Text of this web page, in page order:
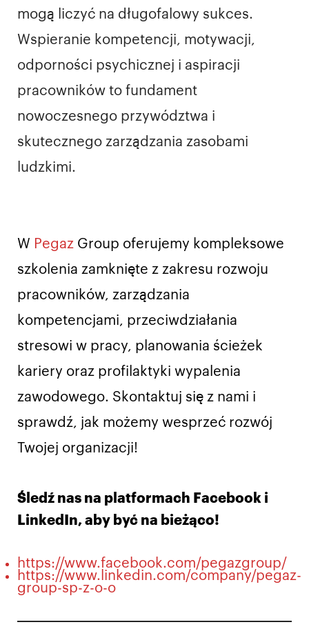
mogą liczyć na długofalowy sukces.
Wspieranie kompetencji, motywacji,
odporności psychicznej i aspiracji
pracowników to fundament
nowoczesnego przywództwa i
skutecznego zarządzania zasobami
ludzkimi.
W Pegaz Group oferujemy kompleksowe
szkolenia zamknięte z zakresu rozwoju
pracowników, zarządzania
kompetencjami, przeciwdziałania
stresowi w pracy, planowania ścieżek
kariery oraz profilaktyki wypalenia
zawodowego. Skontaktuj się z nami i
sprawdź, jak możemy wesprzeć rozwój
Twojej organizacji!
Śledź nas na platformach Facebook i
LinkedIn, aby być na bieżąco!
https://www.facebook.com/pegazgroup/
https://www.linkedin.com/company/pegaz-
group-sp-z-o-o